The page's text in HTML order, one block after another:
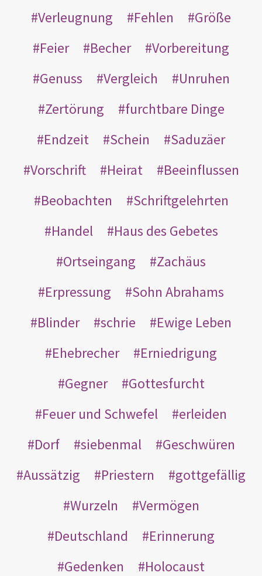
Verleugnung Fehlen
Größe
Feier
Becher
Vorbereitung
Genuss
Vergleich
Unruhen
Zertörung
furchtbare Dinge
Endzeit
Schein
Saduzäer
Vorschrift
Heirat
Beeinflussen
Beobachten
Schriftgelehrten
Handel
Haus des Gebetes
Ortseingang
Zachäus
Erpressung
Sohn Abrahams
Blinder
schrie
Ewige Leben
Ehebrecher
Erniedrigung
Gegner
Gottesfurcht
Feuer und Schwefel
erleiden
Dorf
siebenmal
Geschwüren
Aussätzig
Priestern
gottgefällig
Wurzeln
Vermögen
Deutschland
Erinnerung
Gedenken
Holocaust